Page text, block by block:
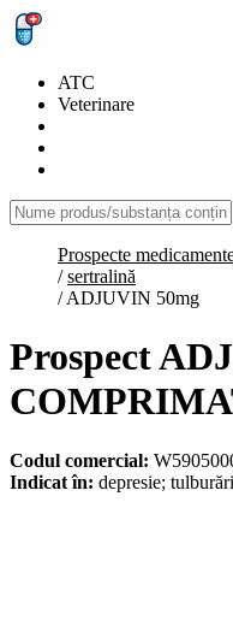
ATC
Veterinare
Prospecte
/ sertralină
/ ADJUVIN 50mg
Prospect
Codul comercial:
Indicat în: depresie;